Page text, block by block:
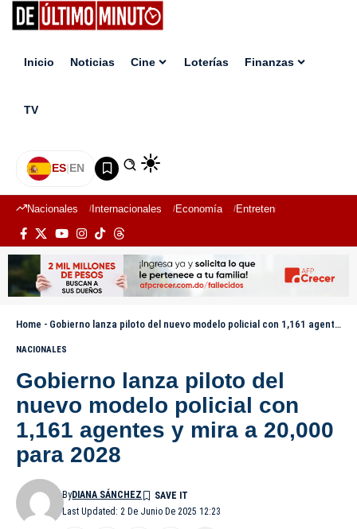
Inicio Noticias Cine Loterías Finanzas
TV
ES|EN
Nacionales Internacionales Economía Entretenimiento
Home - Gobierno lanza piloto del nuevo modelo policial con 1,161 agentes y mira a 20,000 para 2028
NACIONALES
Gobierno lanza piloto del
nuevo modelo policial con
1,161 agentes y mira a 20,000
para 2028
Last Updated: 2 De Junio De 2025 12:23
ByDIANA SÁNCHEZ